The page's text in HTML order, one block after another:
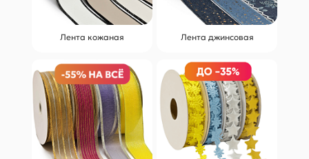
Лента кожаная Лента джинсовая